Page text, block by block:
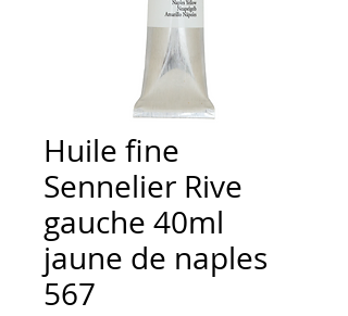
Huile fine
Sennelier Rive
gauche 40ml
jaune de naples
567